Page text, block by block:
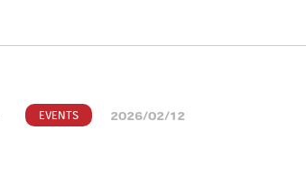
EVENTS 2026/02/12